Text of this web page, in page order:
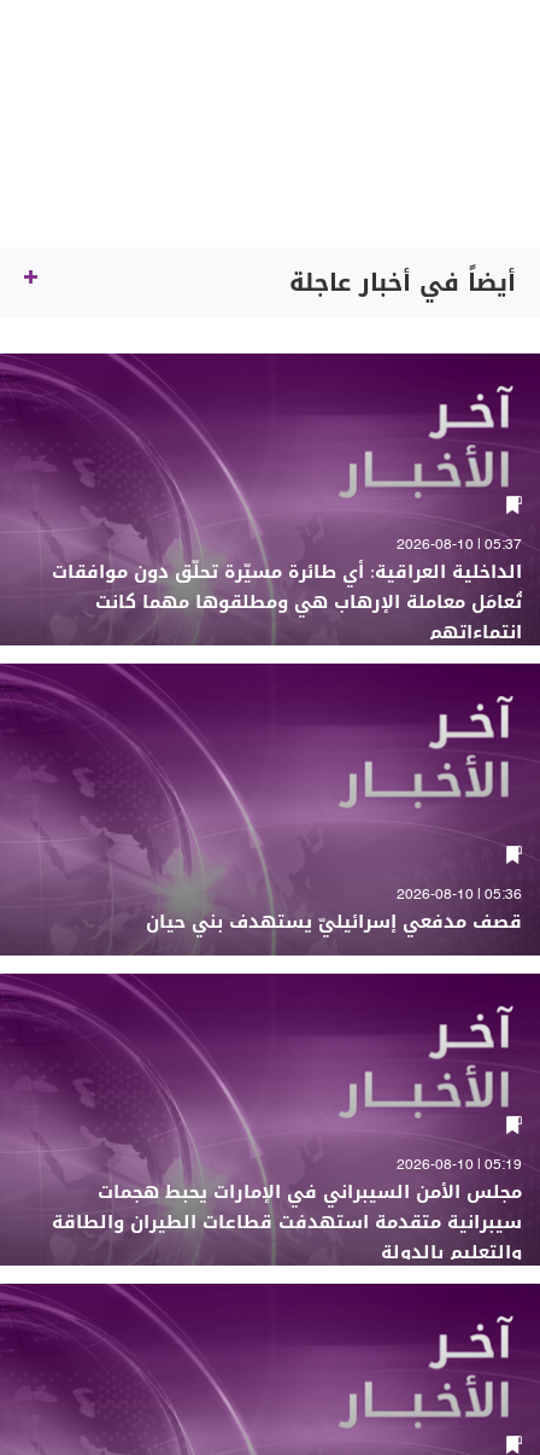
أيضاً في أخبار عاجلة
05:37 | 2026-08-10
الداخلية العراقية: أي طائرة مسيّرة تحلّق دون موافقات
تُعامَل معاملة الإرهاب هي ومطلقوها مهما كانت
انتماءاتهم
05:36 | 2026-08-10
قصف مدفعي إسرائيليّ يستهدف بني حيان
05:19 | 2026-08-10
مجلس الأمن السيبراني في الإمارات يحبط هجمات
سيبرانية متقدمة استهدفت قطاعات الطيران والطاقة
والتعليم بالدولة